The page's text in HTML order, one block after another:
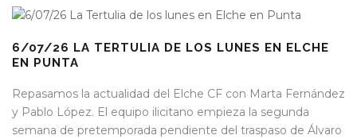
6/07/26 LA TERTULIA DE LOS LUNES EN ELCHE
EN PUNTA
Repasamos la actualidad del Elche CF con Marta Fernández
y Pablo López. El equipo ilicitano empieza la segunda
semana de pretemporada pendiente del traspaso de Álvaro